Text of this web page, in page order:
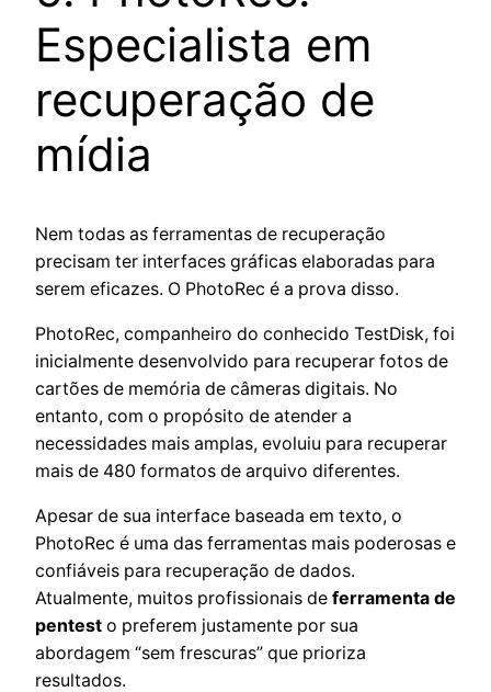
Especialista em
recuperação de
mídia
Nem todas as ferramentas de recuperação
precisam ter interfaces gráficas elaboradas para
serem eficazes. O PhotoRec é a prova disso.
PhotoRec, companheiro do conhecido TestDisk, foi
inicialmente desenvolvido para recuperar fotos de
cartões de memória de câmeras digitais. No
entanto, com o propósito de atender a
necessidades mais amplas, evoluiu para recuperar
mais de 480 formatos de arquivo diferentes.
Apesar de sua interface baseada em texto, o
PhotoRec é uma das ferramentas mais poderosas e
confiáveis para recuperação de dados.
Atualmente, muitos profissionais de ferramenta de
pentest o preferem justamente por sua
abordagem “sem frescuras” que prioriza
resultados.